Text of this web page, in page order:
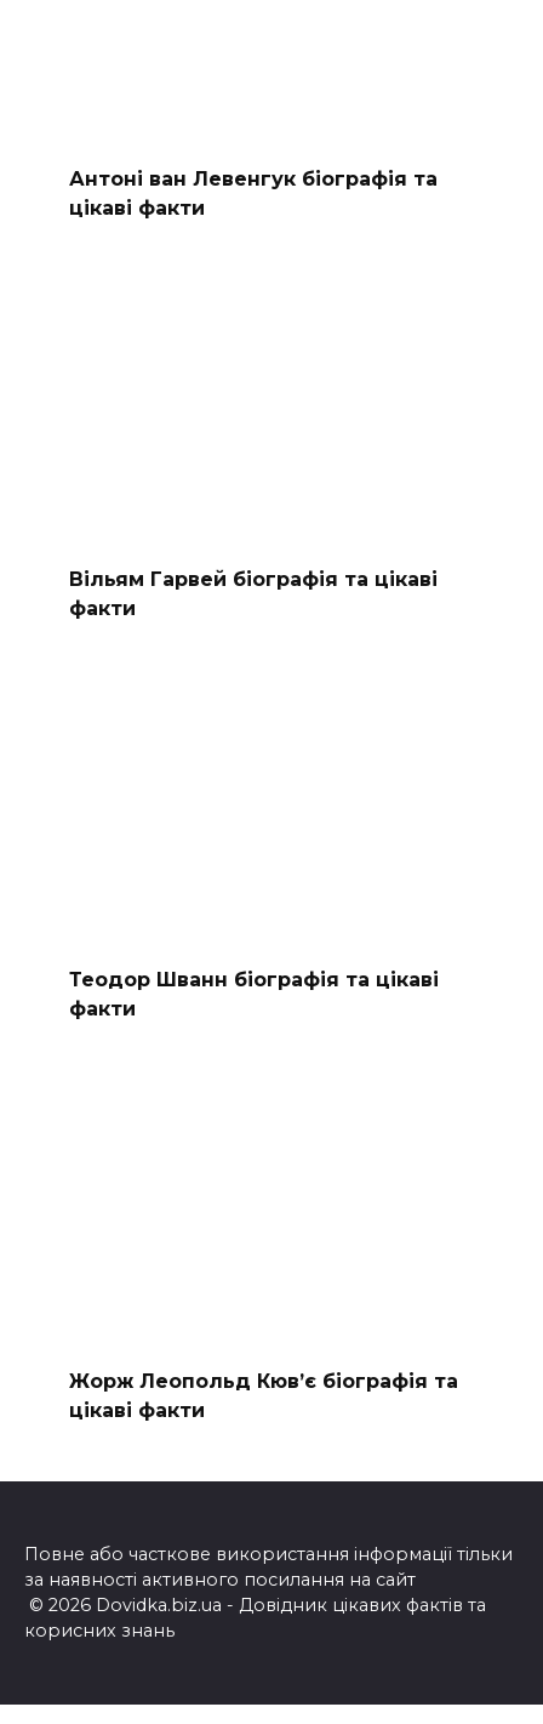
Антоні ван Левенгук біографія та
цікаві факти
Вільям Гарвей біографія та цікаві
факти
Теодор Шванн біографія та цікаві
факти
Жорж Леопольд Кюв’є біографія та
цікаві факти
Повне або часткове використання інформації тільки
за наявності активного посилання на сайт
© 2026 Dovidka.biz.ua - Довідник цікавих фактів та
корисних знань